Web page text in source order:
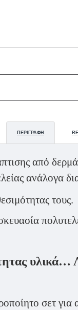
ΠΕΡΙΓΡΑΦΉ
από
ανάλογα
τους.
υλικά…
σετ